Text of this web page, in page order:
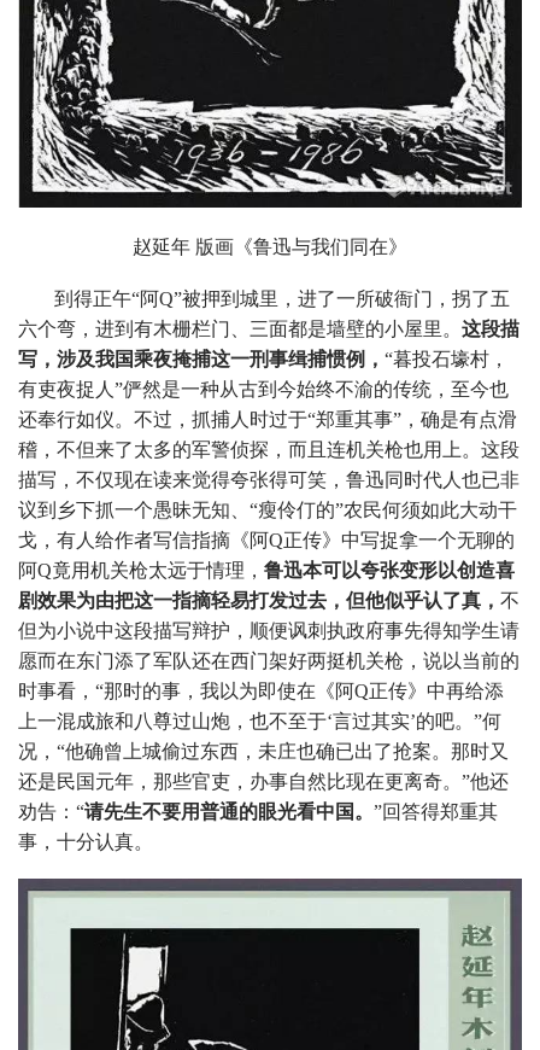
赵延年 版画 《鲁迅与我们同在》
到得正午“阿Q”被押到城里，进了一所破衙门，拐了五
六个弯，进到有木栅栏门、三面都是墙壁的小屋里。 这段描
写，涉及我国乘夜掩捕这一刑事缉捕惯例， “暮投石壕村，
有吏夜捉人”俨然是一种从古到今始终不渝的传统，至今也
还奉行如仪。不过，抓捕人时过于“郑重其事”，确是有点滑
稽，不但来了太多的军警侦探，而且连机关枪也用上。这段
描写，不仅现在读来觉得夸张得可笑，鲁迅同时代人也已非
议到乡下抓一个愚昧无知、“瘦伶仃的”农民何须如此大动干
戈，有人给作者写信指摘《阿Q正传》中写捉拿一个无聊的
阿Q竟用机关枪太远于情理， 鲁迅本可以夸张变形以创造喜
剧效果为由把这一指摘轻易打发过去，但他似乎认了真， 不
但为小说中这段描写辩护，顺便讽刺执政府事先得知学生请
愿而在东门添了军队还在西门架好两挺机关枪，说以当前的
时事看，“那时的事，我以为即使在《阿Q正传》中再给添
上一混成旅和八尊过山炮，也不至于‘言过其实’的吧。”何
况，“他确曾上城偷过东西，未庄也确已出了抢案。那时又
还是民国元年，那些官吏，办事自然比现在更离奇。”他还
劝告：“请先生不要用普通的眼光看中国。 ”回答得郑重其
事，十分认真。